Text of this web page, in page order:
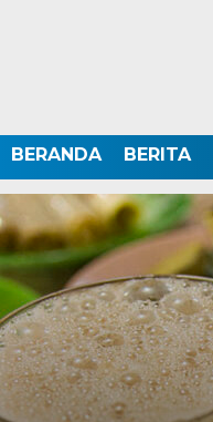
BERANDA BERITA